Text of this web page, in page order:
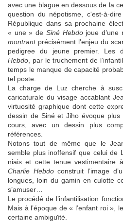
avec une blague en dessous de la
question du népotisme, c'est-à-
République dans sa prochaine
« une » de Siné Hebdojoue d’une
montrantprécisément l’enjeu du
pedigree du jeune premier. Les
Hebdo , par le truchement de
temps le manque de capacité
tel poste.
La charge de Luz cherche à
caricaturale du visage accablant
virtuosité graphique dont cette
dessin de SinéetJiho évoque plus
cours, avec un dessin plus
références.
Notons tout de même que le
semble plus inoffensif que celui de
niais et cette tenue vestimentaire
Charlie Hebdoconstruit l’image
longues, loin du gamin en culotte
s’amuser…
Le procédé de l’infantilisation
Mais à l’époque de « l’enfant roi »,
certaine ambiguïté.